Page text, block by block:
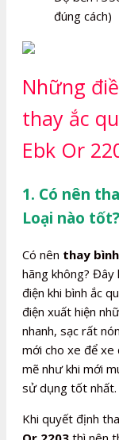
đúng cách)
Những
thay ắc
Ebk Or
1. Có nên
Loại nào tốt?
Có nên thay
hãng không? Đây
điện khi bình ắc
điện xuất hiện
nhanh, sạc rất
mới cho xe để xe
mẽ như khi mới
sử dụng tốt nhất.
Khi quyết định